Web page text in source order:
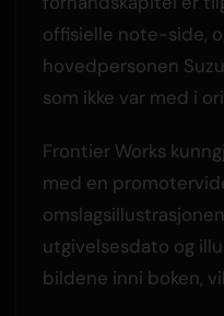
offisielle note-side,
hovedpersonen
som ikke var med i
Frontier Works
med en
utgivelsesdato og
bildene inni boken,